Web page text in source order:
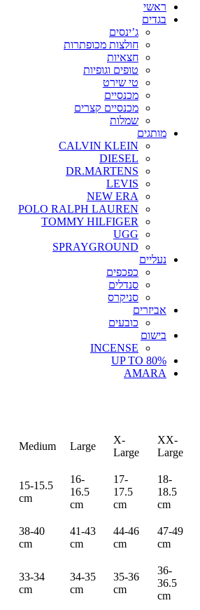
ראשי
בגדים
ג’ינסים
חולצות מכופתרות
חצאיות
טופים וגופיות
טי שירט
מכנסיים
מכנסיים קצרים
שמלות
מותגים
CALVIN KLEIN
DIESEL
DR.MARTENS
LEVIS
NEW ERA
POLO RALPH LAUREN
TOMMY HILFIGER
UGG
SPRAYGROUND
נעליים
כפכפים
סנדלים
סניקרס
אביזרים
כובעים
בישום
INCENSE
UP TO 80%
AMARA
Medium Large
X-
Large
XX-
Large
15-15.5
cm
16-
16.5
cm
17-
17.5
cm
18-
18.5
cm
38-40
cm
41-43
cm
44-46
cm
47-49
cm
33-34
cm
34-35
cm
35-36
cm
36-
36.5
cm